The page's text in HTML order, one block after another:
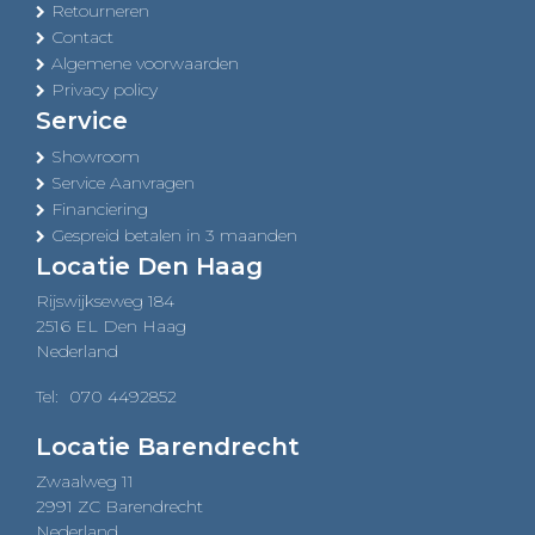
Retourneren
Contact
Algemene voorwaarden
Privacy policy
Service
Showroom
Service Aanvragen
Financiering
Gespreid betalen in 3 maanden
Locatie Den Haag
Rijswijkseweg 184
2516 EL Den Haag
Nederland
Tel: 070 4492852
Locatie Barendrecht
Zwaalweg 11
2991 ZC Barendrecht